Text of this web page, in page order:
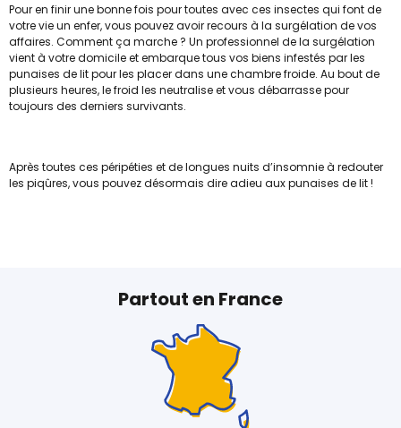
Pour en finir une bonne fois pour toutes avec ces insectes qui font de
votre vie un enfer, vous pouvez avoir recours à la surgélation de vos
affaires. Comment ça marche ? Un professionnel de la surgélation
vient à votre domicile et embarque tous vos biens infestés par les
punaises de lit pour les placer dans une chambre froide. Au bout de
plusieurs heures, le froid les neutralise et vous débarrasse pour
toujours des derniers survivants.
Après toutes ces péripéties et de longues nuits d’insomnie à redouter
les piqûres, vous pouvez désormais dire adieu aux punaises de lit !
Partout en France